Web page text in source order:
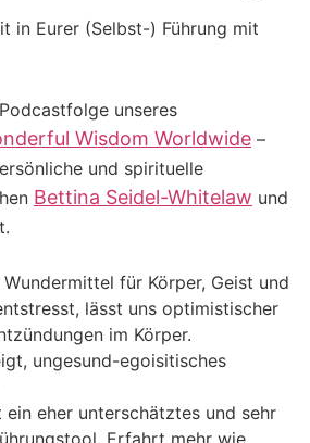
in Eurer (Selbst-) Führung mit
unseres
Wisdom Worldwide –
und spirituelle
Bettina Seidel-Whitelaw und
für Körper, Geist und
lässt uns optimistischer
im Körper.
ungesund-egoisitisches
eher unterschätztes und sehr